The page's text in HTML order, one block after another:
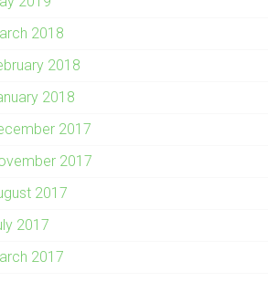
2018
2018
2018
2017
2017
2017
2017
2017